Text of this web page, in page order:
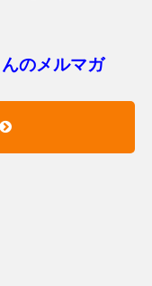
のメルマガ